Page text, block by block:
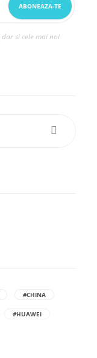
si cele mai noi
#CHINA
#HUAWEI